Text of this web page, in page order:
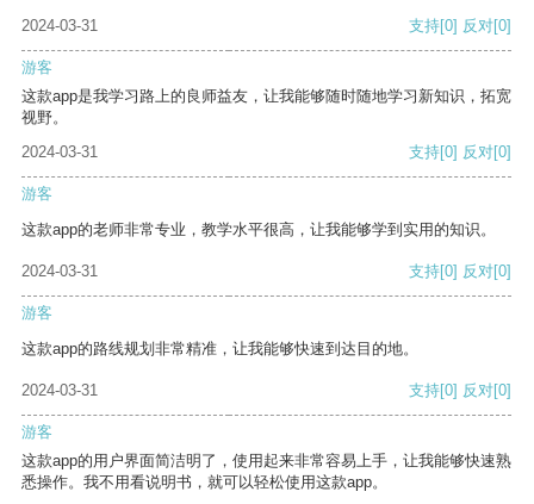
2024-03-31 支持[0] 反对[0]
游客
这款app是我学习路上的良师益友，让我能够随时随地学习新知识，拓宽
视野。
2024-03-31
支持[0] 反对[0]
游客
这款app的老师非常专业，教学水平很高，让我能够学到实用的知识。
2024-03-31 支持[0] 反对[0]
游客
这款app的路线规划非常精准，让我能够快速到达目的地。
2024-03-31 支持[0] 反对[0]
游客
这款app的用户界面简洁明了，使用起来非常容易上手，让我能够快速熟
悉操作。我不用看说明书，就可以轻松使用这款app。